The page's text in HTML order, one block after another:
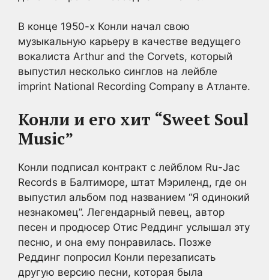
В конце 1950-х Конли начал свою
музыкальную карьеру в качестве ведущего
вокалиста Arthur and the Corvets, который
выпустил несколько синглов на лейбле
imprint National Recording Company в Атланте.
Конли и его хит “Sweet Soul
Music”
Конли подписал контракт с лейблом Ru-Jac
Records в Балтиморе, штат Мэриленд, где он
выпустил альбом под названием “Я одинокий
незнакомец”. Легендарный певец, автор
песен и продюсер Отис Реддинг услышал эту
песню, и она ему понравилась. Позже
Реддинг попросил Конли перезаписать
другую версию песни, которая была